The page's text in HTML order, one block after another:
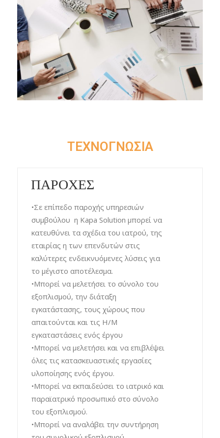
ΤΕΧΝΟΓΝΩΣΙΑ
ΠΑΡΟΧΕΣ
•Σε επίπεδο παροχής υπηρεσιών
συμβούλου η Kapa Solution μπορεί να
κατευθύνει τα σχέδια του ιατρού, της
εταιρίας η των επενδυτών στις
καλύτερες ενδεικνυόμενες λύσεις για
το μέγιστο αποτέλεσμα.
•Μπορεί να μελετήσει το σύνολο του
εξοπλισμού, την διάταξη
εγκατάστασης, τους χώρους που
απαιτούνται και τις Η/Μ
εγκαταστάσεις ενός έργου
•Μπορεί να μελετήσει και να επιβλέψει
όλες τις κατασκευαστικές εργασίες
υλοποίησης ενός έργου.
•Μπορεί να εκπαιδεύσει το ιατρικό και
παραϊατρικό προσωπικό στο σύνολο
του εξοπλισμού.
•Μπορεί να αναλάβει την συντήρηση